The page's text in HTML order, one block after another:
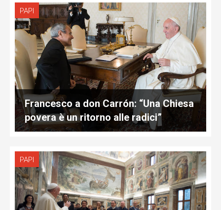
PAPI
Francesco a don Carrón: “Una Chiesa
povera è un ritorno alle radici”
PAPI